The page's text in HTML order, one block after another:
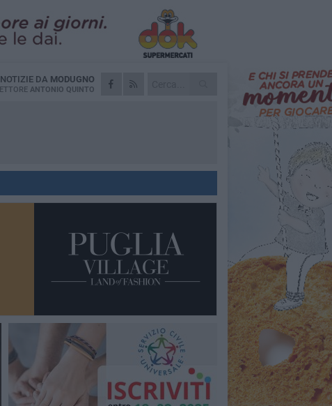
NOTIZIE DA MODUGNO
ANTONIO QUINTO